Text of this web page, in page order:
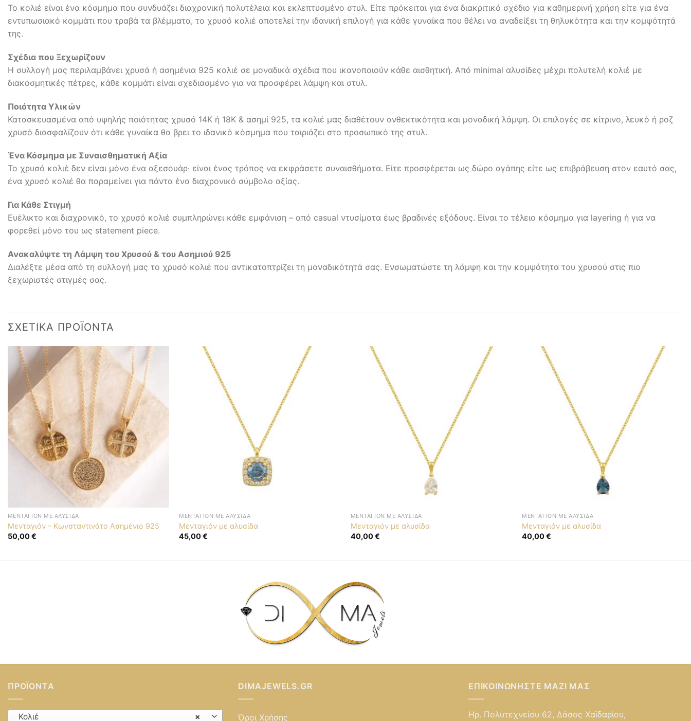
Το κολιέ είναι ένα κόσμημα που συνδυάζει διαχρονική πολυτέλεια και εκλεπτυσμένο στυλ. Είτε πρόκειται για ένα διακριτικό σχέδιο για καθημερινή χρήση είτε για ένα
εντυπωσιακό κομμάτι που τραβά τα βλέμματα, το χρυσό κολιέ αποτελεί την ιδανική επιλογή για κάθε γυναίκα που θέλει να αναδείξει τη θηλυκότητα και την κομψότητά
της.
Σχέδια που Ξεχωρίζουν
Η συλλογή μας περιλαμβάνει χρυσά ή ασημένια 925 κολιέ σε μοναδικά σχέδια που ικανοποιούν κάθε αισθητική. Από minimal αλυσίδες μέχρι πολυτελή κολιέ με
διακοσμητικές πέτρες, κάθε κομμάτι είναι σχεδιασμένο για να προσφέρει λάμψη και στυλ.
Ποιότητα Υλικών
Κατασκευασμένα από υψηλής ποιότητας χρυσό 14Κ ή 18Κ & ασημί 925, τα κολιέ μας διαθέτουν ανθεκτικότητα και μοναδική λάμψη. Οι επιλογές σε κίτρινο, λευκό ή ροζ
χρυσό διασφαλίζουν ότι κάθε γυναίκα θα βρει το ιδανικό κόσμημα που ταιριάζει στο προσωπικό της στυλ.
Ένα Κόσμημα με Συναισθηματική Αξία
Το χρυσό κολιέ δεν είναι μόνο ένα αξεσουάρ· είναι ένας τρόπος να εκφράσετε συναισθήματα. Είτε προσφέρεται ως δώρο αγάπης είτε ως επιβράβευση στον εαυτό σας,
ένα χρυσό κολιέ θα παραμείνει για πάντα ένα διαχρονικό σύμβολο αξίας.
Για Κάθε Στιγμή
Ευέλικτο και διαχρονικό, το χρυσό κολιέ συμπληρώνει κάθε εμφάνιση – από casual ντυσίματα έως βραδινές εξόδους. Είναι το τέλειο κόσμημα για layering ή για να
φορεθεί μόνο του ως statement piece.
Ανακαλύψτε τη Λάμψη του Χρυσού & του Ασημιού 925
Διαλέξτε μέσα από τη συλλογή μας το χρυσό κολιέ που αντικατοπτρίζει τη μοναδικότητά σας. Ενσωματώστε τη λάμψη και την κομψότητα του χρυσού στις πιο
ξεχωριστές στιγμές σας.
ΣΧΕΤΙΚΆ ΠΡΟΪΌΝΤΑ
ΜΕΝΤΑΓΙΌΝ ΜΕ ΑΛΥΣΊΔΑ
Μενταγιόν – Κωνσταντινάτο Ασημένιο 925
50,00€
ΜΕΝΤΑΓΙΌΝ ΜΕ ΑΛΥΣΊΔΑ
Μενταγιόν με αλυσίδα
45,00€
ΜΕΝΤΑΓΙΌΝ ΜΕ ΑΛΥΣΊΔΑ
Μενταγιόν με αλυσίδα
40,00€
ΜΕΝΤΑΓΙΌΝ ΜΕ ΑΛΥΣΊΔΑ
Μενταγιόν με αλυσίδα
40,00€
ΠΡΟΪΌΝΤΑ
×
Κολιέ
DIMAJEWELS.GR
Όροι Χρήσης
ΕΠΙΚΟΙΝΩΝΉΣΤΕ ΜΑΖΊ ΜΑΣ
Ηρ. Πολυτεχνείου 62, Δάσος Χαϊδαρίου,